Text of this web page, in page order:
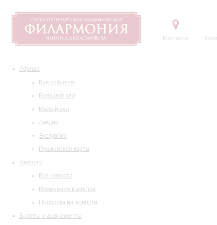
Контакты
Афиша
Все события
Большой зал
Малый зал
Лекции
Экскурсии
Пушкинская карта
Новости
Все новости
Изменения в афише
Подписка на новости
Билеты и абонементы